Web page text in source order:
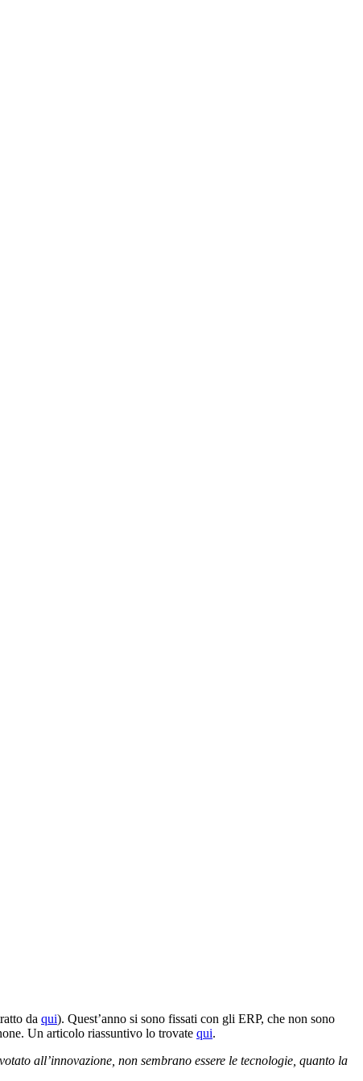
da qui). Quest’anno si sono fissati con gli ERP, che non sono
Un articolo riassuntivo lo trovate qui.
all’innovazione, non sembrano essere le tecnologie, quanto la